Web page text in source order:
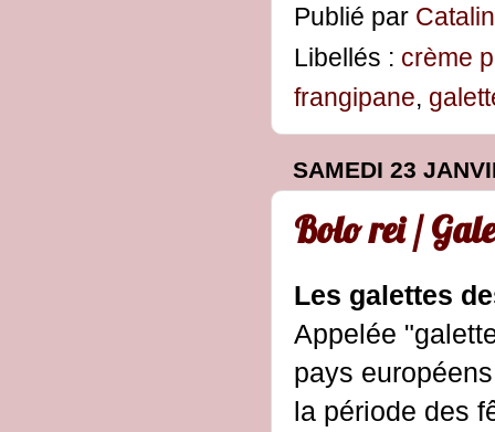
Publié par
Libellés : crème
frangipane,
SAMEDI 23
Bolo rei /
Les galettes
Appelée
pays
la période des